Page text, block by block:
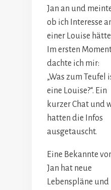
Jan an und
ob ich Interesse
einer Louise
Im ersten
dachte ich mir:
„Was zum Teufel
eine Louise?“. Ein
kurzer Chat und
hatten die Infos
ausgetauscht.
Eine Bekannte
Jan hat neue
Lebenspläne und